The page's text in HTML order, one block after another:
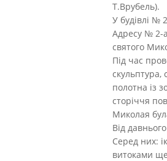
Т.Врубель).
У будівлі №
Адресу № 2-
святого
Під час
скульптура,
полотна із
сторіччя
Миколая
Від
Серед них:
витоками